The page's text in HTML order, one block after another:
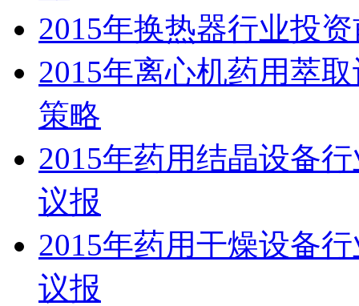
2015年换热器行业投
2015年离心机药用萃
策略
2015年药用结晶设备
议报
2015年药用干燥设备
议报